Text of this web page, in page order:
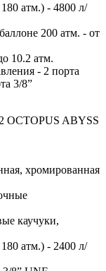
атм.) - 4800 л/
200 атм. - от
10.2 атм.
- 2 порта
3/8”
ABYSS
хромированная
каучуки,
атм.) - 2400 л/